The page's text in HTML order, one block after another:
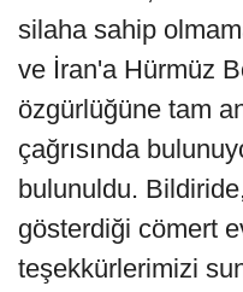
silaha sahip
ve İran'a Hürmüz
özgürlüğüne tam
çağrısında
bulunuldu.
gösterdiği cömert
teşekkürlerimizi